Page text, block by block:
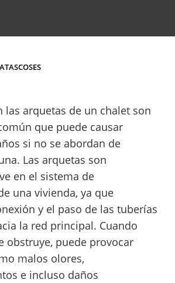
las arquetas de un chalet son
que puede causar
si no se abordan de
Las arquetas son
en el sistema de
una vivienda, ya que
y el paso de las tuberías
la red principal. Cuando
obstruye, puede provocar
malos olores,
e incluso daños